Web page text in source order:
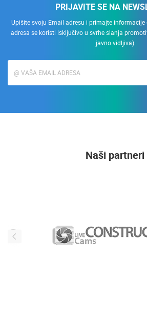
PRIJAVITE SE NA
Upišite svoju Email adresu i primajte informacije
adresa se koristi isključivo u svrhe slanja
javno vidljiva)
Naši partneri